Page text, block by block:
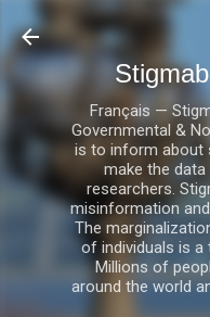
Français —
Governmental &
is to inform about
make the
researchers.
misinformation
The
of individuals is
Millions of
around the world